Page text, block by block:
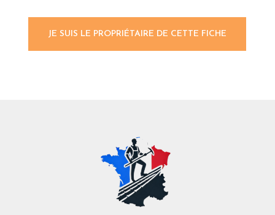
JE SUIS LE PROPRIÉTAIRE DE CETTE FICHE